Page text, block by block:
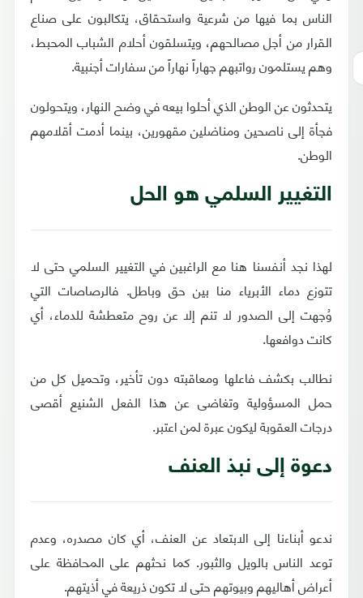
الناس بما فيها من شرعية واستحقاق، يتكالبون على صناع
القرار من أجل مصالحهم، ويتسلقون أحلام الشباب المحبط،
وهم يستلمون رواتبهم جهاراً نهاراً من سفارات أجنبية.
يتحدثون عن الوطن الذي أحلوا بيعه في وضح النهار، ويتحولون
فجأة إلى ناصحين ومناضلين مقهورين، بينما أدمت أقلامهم
الوطن.
التغيير السلمي هو الحل
لهذا نجد أنفسنا هنا مع الراغبين في التغيير السلمي حتى لا
تتوزع دماء الأبرياء منا بين حق وباطل. فالرصاصات التي
وُجهت إلى الصدور لا تنم إلا عن روح متعطشة للدماء، أي
كانت دوافعها.
نطالب بكشف فاعلها ومعاقبته دون تأخير، وتحميل كل من
حمل المسؤولية وتغاضى عن هذا الفعل الشنيع أقصى
درجات العقوبة ليكون عبرة لمن اعتبر.
دعوة إلى نبذ العنف
ندعو أبناءنا إلى الابتعاد عن العنف، أي كان مصدره، وعدم
توعد الناس بالويل والثبور. كما نحثهم على المحافظة على
أعراض أهاليهم وبيوتهم حتى لا تكون ذريعة في أذيتهم.